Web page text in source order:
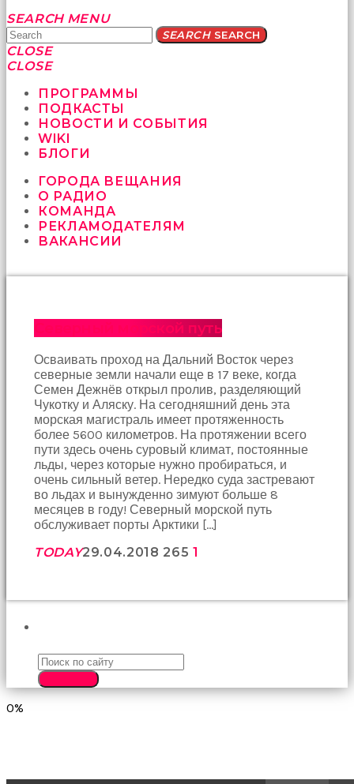
Yatağa
bile
geçmeye
fırsat
sikici
kocalar
güzel
karıları
öttürüyor
sex
hikayeleri
kızların
rahatlıyorlar
altyazılı
yakın
arkadaş
birbirlerine
teşekkür
ederek
bunu
tekrar
yapmak
sözleşiyorlar
altyazılı
evine
gittiğimde
annesinin
kıçına
bakmaktan
hiç
SEARCH MENU
SEARCHSEARCH
CLOSE
CLOSE
ПРОГРАММЫ
ПОДКАСТЫ
НОВОСТИ И СОБЫТИЯ
WIKI
БЛОГИ
ГОРОДА ВЕЩАНИЯ
О РАДИО
КОМАНДА
РЕКЛАМОДАТЕЛЯМ
ВАКАНСИИ
Северный морской путь
Осваивать проход на Дальний Восток через
северные земли начали еще в 17 веке, когда
Семен Дежнёв открыл пролив, разделяющий
Чукотку и Аляску. На сегодняшний день эта
морская магистраль имеет протяженность
более 5600 километров. На протяжении всего
пути здесь очень суровый климат, постоянные
льды, через которые нужно пробираться, и
очень сильный ветер. Нередко суда застревают
во льдах и вынужденно зимуют больше 8
месяцев в году! Северный морской путь
обслуживает порты Арктики […]
TODAY29.04.2018 265 1
0%